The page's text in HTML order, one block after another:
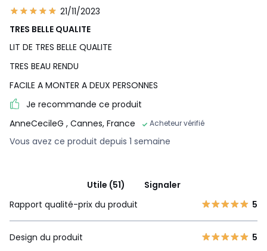
21/11/2023
TRES BELLE QUALITE
LIT DE TRES BELLE QUALITE
TRES BEAU RENDU
FACILE A MONTER A DEUX PERSONNES
Je recommande ce produit
AnneCecileG , Cannes, France Acheteur vérifié
Vous avez ce produit depuis 1 semaine
Utile (51)
Signaler
Rapport qualité-prix du produit
5
Design du produit 5